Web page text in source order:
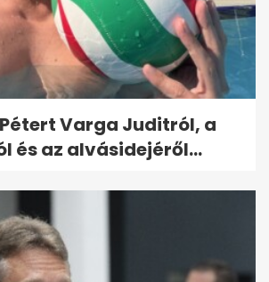
Varga Juditról, a
és az alvásidejéről...